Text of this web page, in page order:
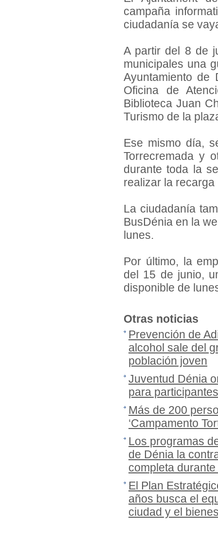
campaña
ciudadanía se
A partir del 8 de
municipales una
Ayuntamiento de
Oficina de
Biblioteca Juan
Turismo de la
Ese mismo día,
Torrecremada y
durante toda la
realizar la recarga
La ciudadanía
BusDénia en la
lunes.
Por último, la
del 15 de junio,
disponible de
Otras noticias
Prevención de
alcohol sale del
población joven
Juventud Dénia
para
Más de 200
‘Campamento
Los programas
de Dénia la
completa
El Plan
años busca el
ciudad y el